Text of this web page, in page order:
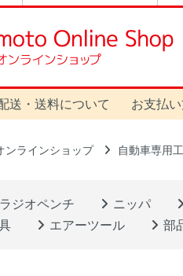
送・送料について お支払
ンラインショップ 自動車専用
ラジオペンチ
ニッパ
エアーツール 部